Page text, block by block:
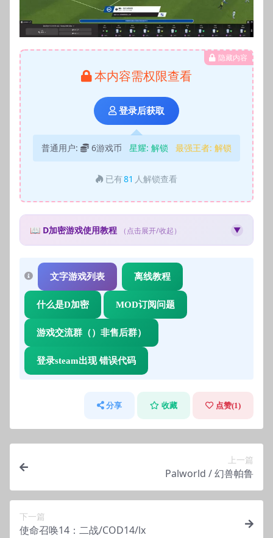
隐藏内容
本内容需权限查看
登录后获取
普通用户: 6游戏币 星耀: 解锁 最强王者: 解锁
已有81 人解锁查看
📖 D加密游戏使用教程 （点击展开/收起） ▼
什么是D加密？
D加密（Denuvo）是一种游戏防篡改技术，使用此类游戏需
要特殊的操作步骤。
使用步骤：
先下载并安装游戏文件
使用获取的账号登录Steam客户端
D加密游戏每个账号每天有使用人数限制
请勿修改账号密码或进行任何账号操作
文字游戏列表 离线教程
什么是D加密 MOD订阅问题
游戏交流群（）非售后群）
登录steam出现 错误代码
分享 收藏 点赞(1)
上一篇
Palworld / 幻兽帕鲁
下一篇
使命召唤14：二战/COD14/lx